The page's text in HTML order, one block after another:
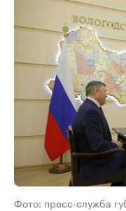
Фото: пресс-служба